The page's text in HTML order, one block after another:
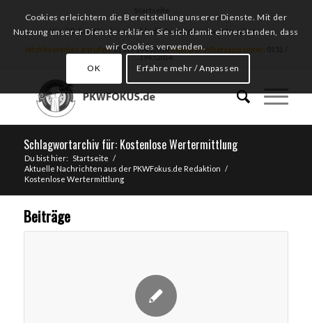
Hier klicken für ein unverbindliches Autoankauf Angebot
Jetzt kostenlos anrufen:0151 / 19452014oder per Whatsapp unter:
19452014
Schlagwortarchiv für: Kostenlose Wertermittlung
Du bist hier: Startseite /
Aktuelle Nachrichten aus der PKWFokus.de Redaktion /
Kostenlose Wertermittlung
Beiträge
Cookies erleichtern die Bereitstellung unserer Dienste. Mit der
Nutzung unserer Dienste erklären Sie sich damit einverstanden, dass
wir Cookies verwenden.
OK Erfahre mehr / Anpassen